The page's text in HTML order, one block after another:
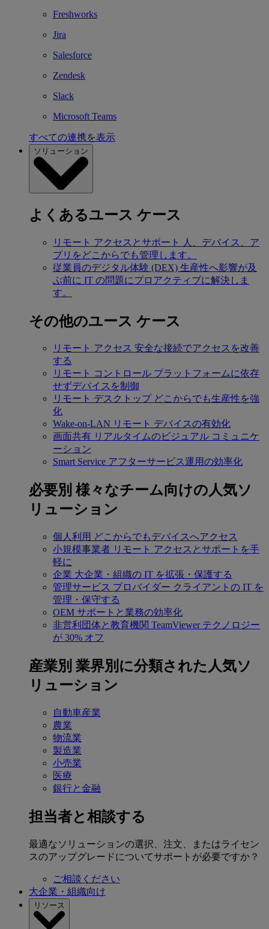
Freshworks
Jira
Salesforce
Zendesk
Slack
Microsoft Teams
すべての連携を表示
ソリューション
よくあるユース ケース
リモート アクセスとサポート
人、デバイス、ア
プリをどこからでも管理します。
従業員のデジタル体験 (DEX) 生産性へ影響が及
ぶ前に IT の問題にプロアクティブに解決しま
す。
その他のユース ケース
リモート アクセス 安全な接続でアクセスを改善
する
リモート コントロール プラットフォームに依存
せずデバイスを制御
リモート デスクトップ どこからでも生産性を強
化
Wake-on-LAN リモート デバイスの有効化
画面共有 リアルタイムのビジュアル コミュニケ
ーション
Smart Service アフターサービス運用の効率化
必要別 様々なチーム向けの人気ソ
リューション
個人利用 どこからでもデバイスへアクセス
小規模事業者 リモート アクセスとサポートを手
軽に
企業 大企業・組織の IT を拡張・保護する
管理サービス プロバイダー クライアントの IT を
管理・保守する
OEM サポートと業務の効率化
非営利団体と教育機関 TeamViewer テクノロジー
が 30% オフ
産業別 業界別に分類された人気ソ
リューション
自動車産業
農業
物流業
製造業
小売業
医療
銀行と金融
担当者と相談する
最適なソリューションの選択、注文、またはライセン
スのアップグレードについてサポートが必要ですか？
ご相談ください
大企業・組織向け
リソース